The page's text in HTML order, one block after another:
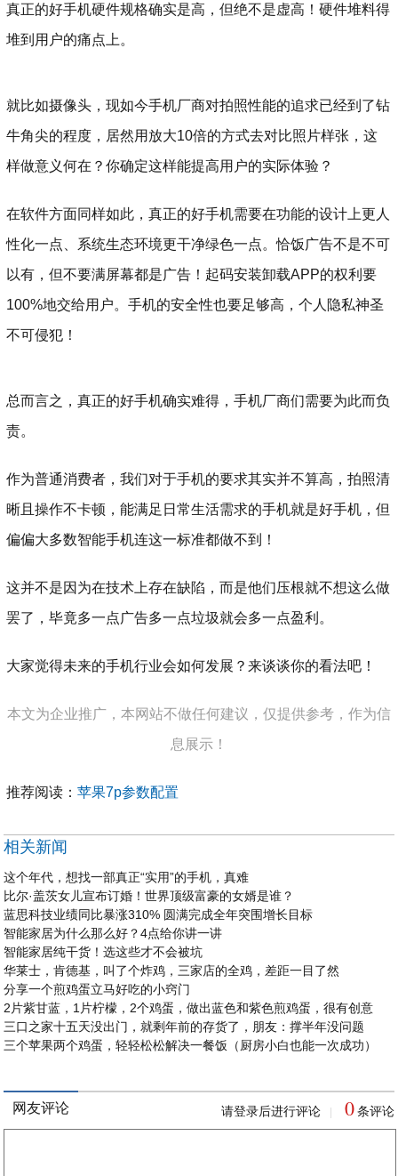
真正的好手机硬件规格确实是高，但绝不是虚高！硬件堆料得
堆到用户的痛点上。
就比如摄像头，现如今手机厂商对拍照性能的追求已经到了钻
牛角尖的程度，居然用放大10倍的方式去对比照片样张，这
样做意义何在？你确定这样能提高用户的实际体验？
在软件方面同样如此，真正的好手机需要在功能的设计上更人
性化一点、系统生态环境更干净绿色一点。恰饭广告不是不可
以有，但不要满屏幕都是广告！起码安装卸载APP的权利要
100%地交给用户。手机的安全性也要足够高，个人隐私神圣
不可侵犯！
总而言之，真正的好手机确实难得，手机厂商们需要为此而负
责。
作为普通消费者，我们对于手机的要求其实并不算高，拍照清
晰且操作不卡顿，能满足日常生活需求的手机就是好手机，但
偏偏大多数智能手机连这一标准都做不到！
这并不是因为在技术上存在缺陷，而是他们压根就不想这么做
罢了，毕竟多一点广告多一点垃圾就会多一点盈利。
大家觉得未来的手机行业会如何发展？来谈谈你的看法吧！
本文为企业推广，本网站不做任何建议，仅提供参考，作为信
息展示！
推荐阅读：苹果7p参数配置
相关新闻
这个年代，想找一部真正“实用”的手机，真难
比尔·盖茨女儿宣布订婚！世界顶级富豪的女婿是谁？
蓝思科技业绩同比暴涨310% 圆满完成全年突围增长目标
智能家居为什么那么好？4点给你讲一讲
智能家居纯干货！选这些才不会被坑
华莱士，肯德基，叫了个炸鸡，三家店的全鸡，差距一目了然
分享一个煎鸡蛋立马好吃的小窍门
2片紫甘蓝，1片柠檬，2个鸡蛋，做出蓝色和紫色煎鸡蛋，很有创意
三口之家十五天没出门，就剩年前的存货了，朋友：撑半年没问题
三个苹果两个鸡蛋，轻轻松松解决一餐饭（厨房小白也能一次成功）
网友评论 请登录后进行评论 0 条评论